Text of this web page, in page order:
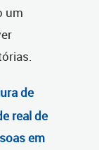
um
de
real de
em